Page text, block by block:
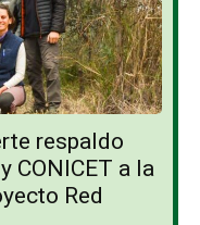
respaldo
CONICET a la
Red